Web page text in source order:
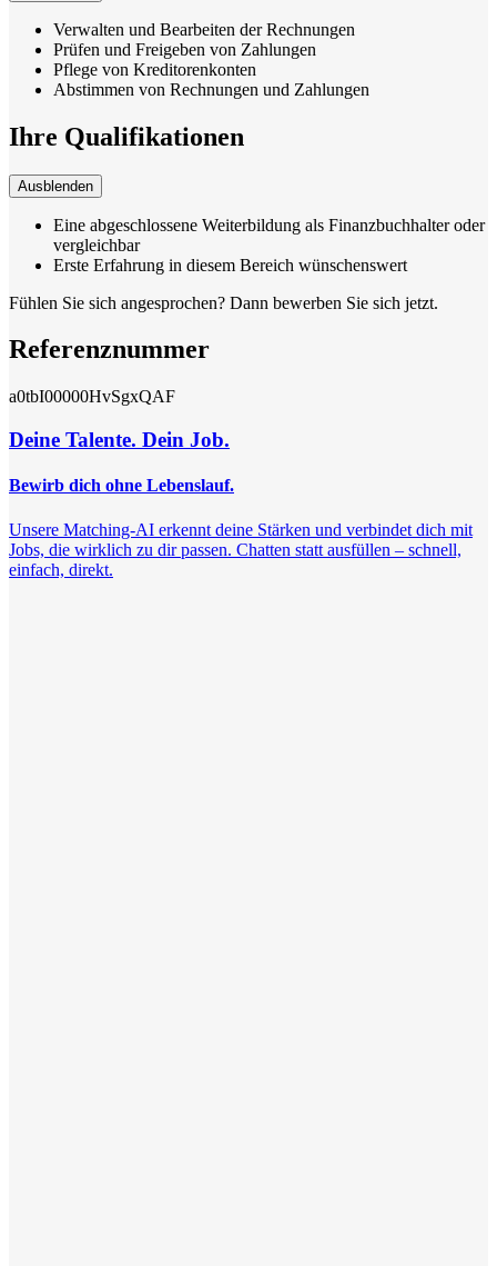
Verwalten und Bearbeiten der Rechnungen
Prüfen und Freigeben von Zahlungen
Pflege von Kreditorenkonten
Abstimmen von Rechnungen und Zahlungen
Ihre Qualifikationen
Ausblenden
Eine abgeschlossene Weiterbildung als Finanzbuchhalter oder
vergleichbar
Erste Erfahrung in diesem Bereich wünschenswert
Fühlen Sie sich angesprochen? Dann bewerben Sie sich jetzt.
Referenznummer
a0tbI00000HvSgxQAF
Deine Talente. Dein Job.
Bewirb dich ohne Lebenslauf.
Unsere Matching-AI erkennt deine Stärken und verbindet dich mit
Jobs, die wirklich zu dir passen. Chatten statt ausfüllen – schnell,
einfach, direkt.